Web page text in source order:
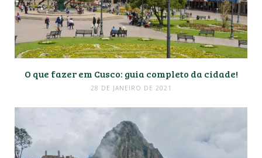
O que fazer em Cusco: guia completo da cidade!
28 DE JANEIRO DE 2021